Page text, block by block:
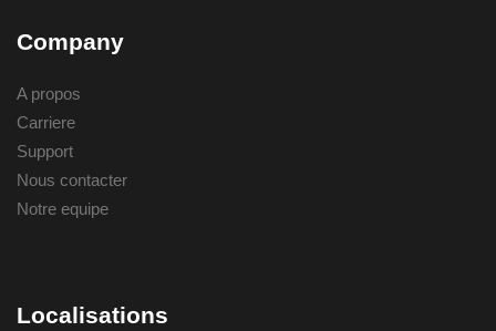
Company
A propos
Carriere
Support
Nous contacter
Notre equipe
Localisations